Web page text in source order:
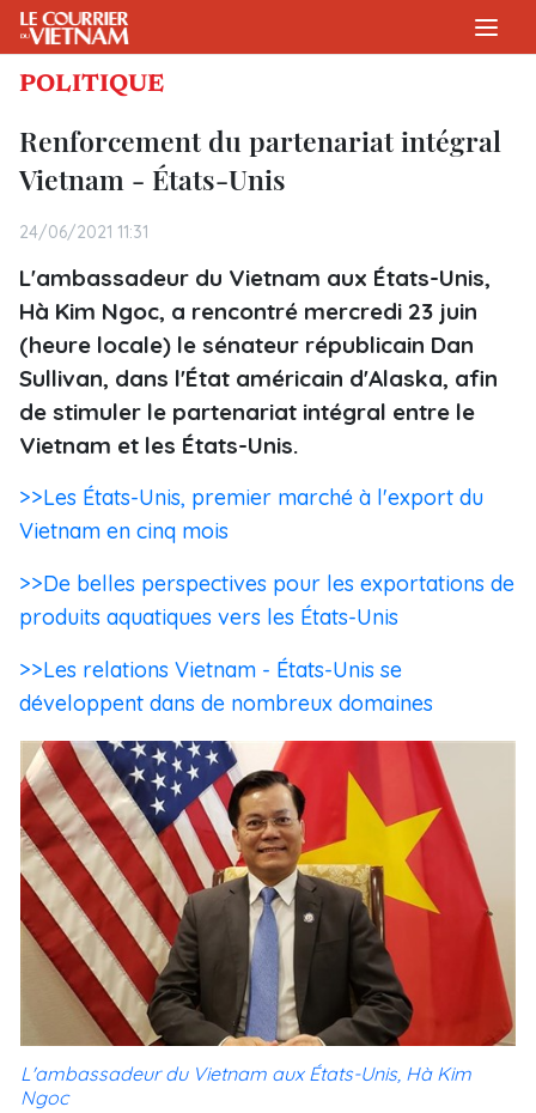
POLITIQUE
Renforcement du partenariat intégral
Vietnam - États-Unis
24/06/2021 11:31
L'ambassadeur du Vietnam aux États-Unis,
Hà Kim Ngoc, a rencontré mercredi 23 juin
(heure locale) le sénateur républicain Dan
Sullivan, dans l'État américain d'Alaska, afin
de stimuler le partenariat intégral entre le
Vietnam et les États-Unis.
>>Les États-Unis, premier marché à l'export du
Vietnam en cinq mois
>>De belles perspectives pour les exportations de
produits aquatiques vers les États-Unis
>>Les relations Vietnam - États-Unis se
développent dans de nombreux domaines
L'ambassadeur du Vietnam aux États-Unis, Hà Kim
Ngoc